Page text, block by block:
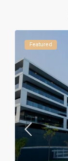
Featured